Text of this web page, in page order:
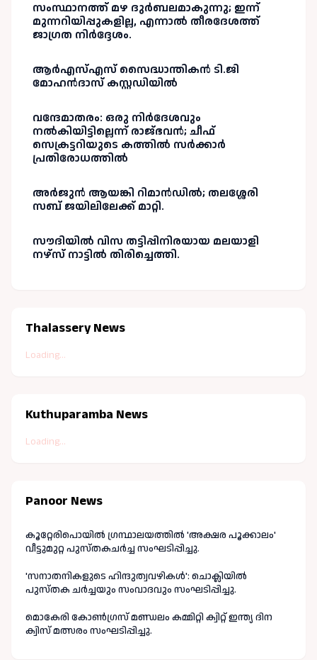
സംസ്ഥാനത്ത് മഴ ദുർബലമാകുന്നു; ഇന്ന്
മുന്നറിയിപ്പുകളില്ല, എന്നാൽ തീരദേശത്ത്
ജാഗ്രത നിർദ്ദേശം.
ആർഎസ്എസ് സൈദ്ധാന്തികൻ ടി.ജി
മോഹൻദാസ് കസ്റ്റഡിയിൽ
വന്ദേമാതരം: ഒരു നിർദേശവും
നൽകിയിട്ടില്ലെന്ന് രാജ്ഭവൻ; ചീഫ്
സെക്രട്ടറിയുടെ കത്തിൽ സർക്കാർ
പ്രതിരോധത്തിൽ
അർജുൻ ആയങ്കി റിമാൻഡിൽ; തലശ്ശേരി
സബ് ജയിലിലേക്ക് മാറ്റി.
സൗദിയിൽ വിസ തട്ടിപ്പിനിരയായ മലയാളി
നഴ്‌സ് നാട്ടിൽ തിരിച്ചെത്തി.
Thalassery News
Loading...
Kuthuparamba News
Loading...
Panoor News
കൂറ്റേരിപൊയിൽ ഗ്രന്ഥാലയത്തിൽ 'അക്ഷര പൂക്കാലം'
വീട്ടുമുറ്റ പുസ്തകചർച്ച സംഘടിപ്പിച്ചു.
'സനാതനികളുടെ ഹിന്ദുത്വവഴികൾ': ചൊക്ലിയിൽ
പുസ്തക ചർച്ചയും സംവാദവും സംഘടിപ്പിച്ചു.
മൊകേരി കോൺഗ്രസ് മണ്ഡലം കമ്മിറ്റി ക്വിറ്റ് ഇന്ത്യ ദിന
ക്വിസ് മത്സരം സംഘടിപ്പിച്ചു.